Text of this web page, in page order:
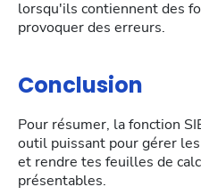
lorsqu'ils contiennent des
provoquer des erreurs.
Conclusion
Pour résumer, la fonction
outil puissant pour gérer
et rendre tes feuilles de
présentables.